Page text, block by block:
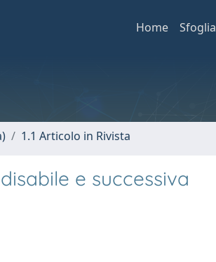
Home Sfoglia
1.1 Articolo in Rivista
e successiva